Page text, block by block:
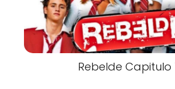
Rebelde Capitulo